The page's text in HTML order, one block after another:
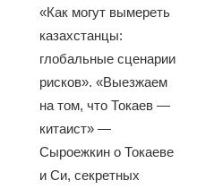
«Как могут вымереть
казахстанцы:
глобальные сценарии
рисков». «Выезжаем
на том, что Токаев —
китаист» —
Сыроежкин о Токаеве
и Си, секретных